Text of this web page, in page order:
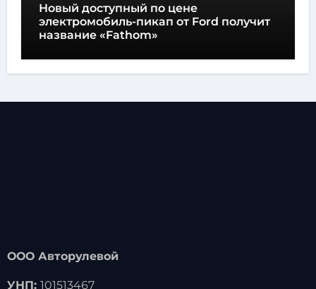
Новый доступный по цене
электромобиль-пикап от Ford получит
название «Fathom»
ООО Авторулевой
УНП: 101513467